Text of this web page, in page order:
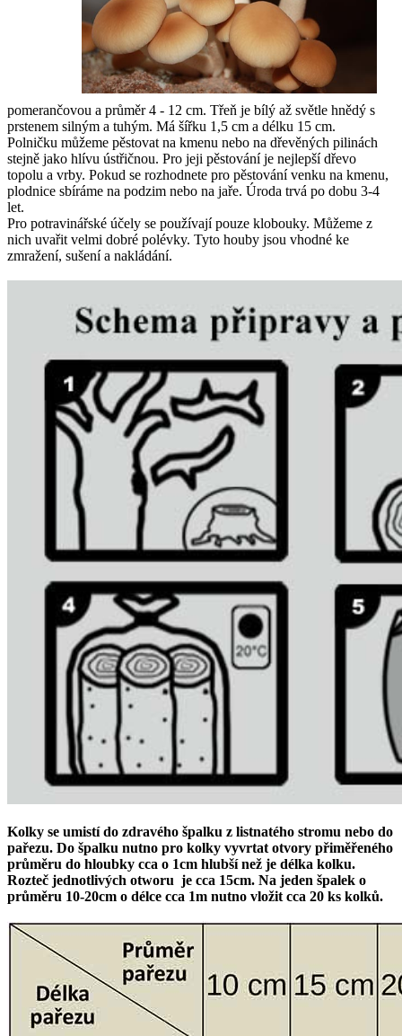
pomerančovou a průměr 4 - 12 cm. Třeň je bílý až světle hnědý s
prstenem silným a tuhým. Má šířku 1,5 cm a délku 15 cm.
Polničku můžeme pěstovat na kmenu nebo na dřevěných pilinách
stejně jako hlívu ústřičnou. Pro jeji pěstování je nejlepší dřevo
topolu a vrby. Pokud se rozhodnete pro pěstování venku na kmenu,
plodnice sbíráme na podzim nebo na jaře. Úroda trvá po dobu 3-4
let.
Pro potravinářské účely se používají pouze klobouky. Můžeme z
nich uvařit velmi dobré polévky. Tyto houby jsou vhodné ke
zmražení, sušení a nakládání.
Kolky se umistí do zdravého špalku z listnatého stromu nebo do
pařezu. Do špalku nutno pro kolky vyvrtat otvory přiměřeného
průměru do hloubky cca o 1cm hlubší než je délka kolku.
Rozteč jednotlivých otworu je cca 15cm. Na jeden špalek o
průměru 10-20cm o délce cca 1m nutno vložit cca 20 ks kolků.